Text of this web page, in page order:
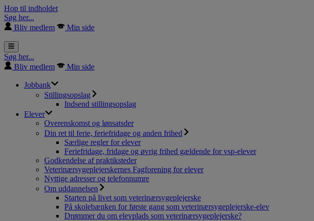
Hop til indholdet
Søg her...
Bliv medlem
Min side
Søg her...
Bliv medlem
Min side
Jobbank
Stillingsopslag
Indsend stillingsopslag
Elever
Overenskomst og lønsatsder
Din ret til ferie, feriefridage og anden frihed
Særlige regler for elever
Feriefridage, fridage og øvrig frihed gældende for vsp-elever
Godkendelse af praktiksteder
Veterinærsygeplejerskernes Fagforening for elever
Nyttige adresser og telefonnumre
Om uddannelsen
Starten på livet som veterinærsygeplejerske
På skolebænken for første gang som veterinærsygeplejerske-elev
Drømmer du om elevplads som veterinærsygeplejerske?